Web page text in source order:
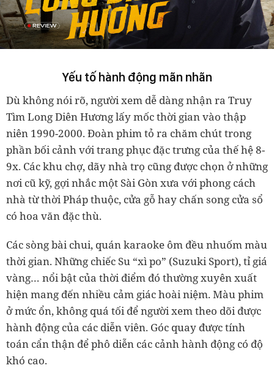
Yếu tố hành động mãn nhãn
Dù không nói rõ, người xem dễ dàng nhận ra Truy
Tìm Long Diên Hương lấy mốc thời gian vào thập
niên 1990-2000. Đoàn phim tỏ ra chăm chút trong
phần bối cảnh với trang phục đặc trưng của thế hệ 8-
9x. Các khu chợ, dãy nhà trọ cũng được chọn ở những
nơi cũ kỹ, gợi nhắc một Sài Gòn xưa với phong cách
nhà từ thời Pháp thuộc, cửa gỗ hay chấn song cửa sổ
có hoa văn đặc thù.
Các sòng bài chui, quán karaoke ôm đều nhuốm màu
thời gian. Những chiếc Su “xì po” (Suzuki Sport), tỉ giá
vàng… nổi bật của thời điểm đó thường xuyên xuất
hiện mang đến nhiều cảm giác hoài niệm. Màu phim
ở mức ổn, không quá tối để người xem theo dõi được
hành động của các diễn viên. Góc quay được tính
toán cẩn thận để phô diễn các cảnh hành động có độ
khó cao.